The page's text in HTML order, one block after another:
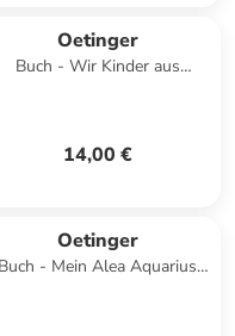
Oetinger
Buch - Wir Kinder aus
14,00 €
Oetinger
Buch - Mein Alea Aquarius